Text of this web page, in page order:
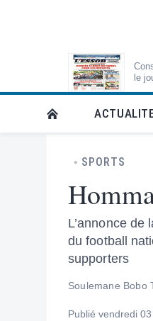
le
RETOUR À LA PAGE
SPORTS
L’annonce
du football
supporters
Soulemane Bobo
Publié vendredi